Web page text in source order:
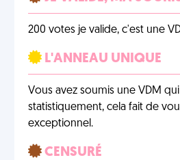
200 votes je valide, c'est une
L'ANNEAU UNIQUE
Vous avez soumis une VDM
statistiquement, cela fait de
exceptionnel.
CENSURÉ